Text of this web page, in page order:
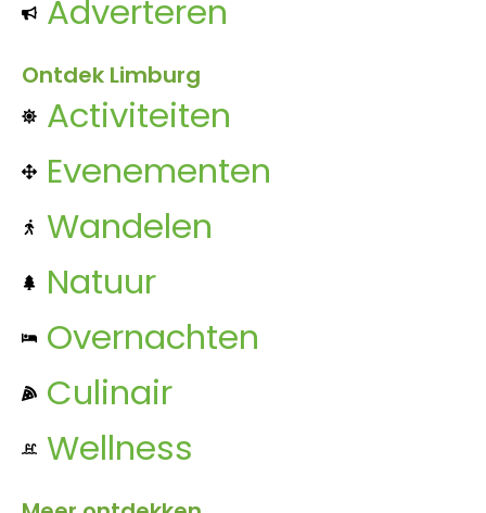
Adverteren
Ontdek Limburg
Activiteiten
Evenementen
Wandelen
Natuur
Overnachten
Culinair
Wellness